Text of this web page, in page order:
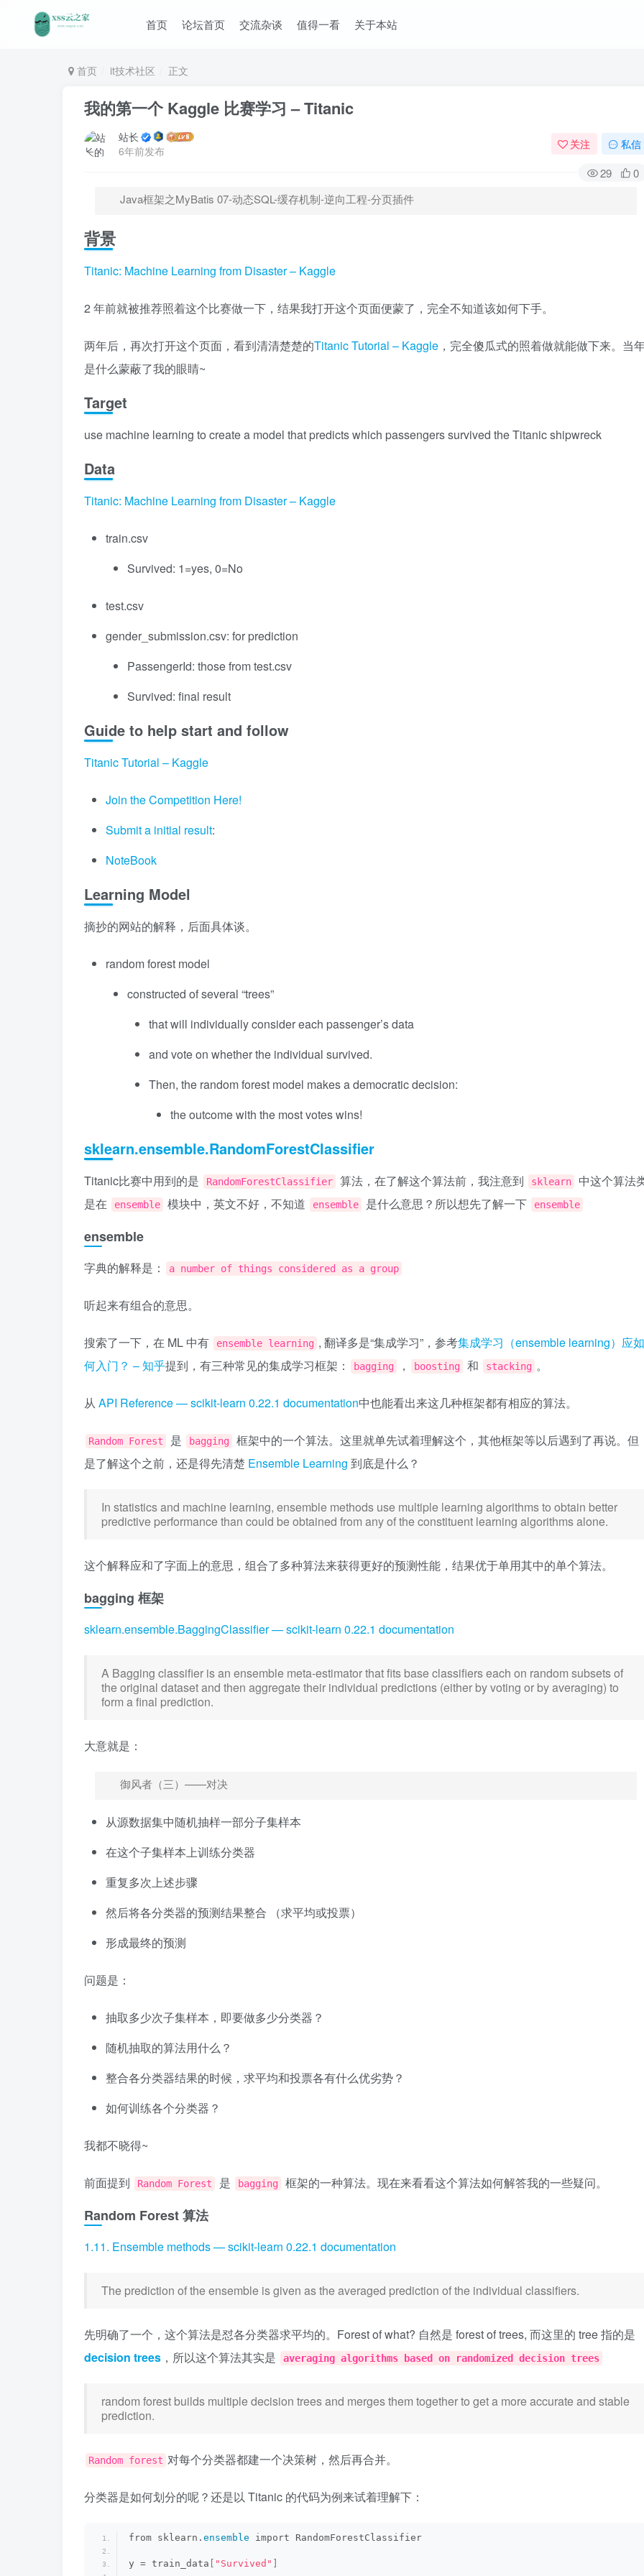
首页 论坛首页 交流杂谈 值得一看 关于本站
首页 it技术社区 正文
我的第一个 Kaggle 比赛学习 – Titanic
站长
6年前发布
关注 私信
29
0
Java框架之MyBatis 07-动态SQL-缓存机制-逆向工程-分页插件
背景
Titanic: Machine Learning from Disaster – Kaggle
2 年前就被推荐照着这个比赛做一下，结果我打开这个页面便蒙了，完全不知道该如何下手。
两年后，再次打开这个页面，看到清清楚楚的Titanic Tutorial – Kaggle ，完全傻瓜式的照着做就能做下来。当
是什么蒙蔽了我的眼睛~
Target
use machine learning to create a model that predicts which passengers survived the Titanic shipwreck
Data
Titanic: Machine Learning from Disaster – Kaggle
train.csv
Survived: 1=yes, 0=No
test.csv
gender_submission.csv: for prediction
PassengerId: those from test.csv
Survived: final result
Guide to help start and follow
Titanic Tutorial – Kaggle
Join the Competition Here!
Submit a initial result:
NoteBook
Learning Model
摘抄的网站的解释，后面具体谈。
random forest model
constructed of several “trees”
that will individually consider each passenger’s data
and vote on whether the individual survived.
Then, the random forest model makes a democratic decision:
the outcome with the most votes wins!
sklearn.ensemble.RandomForestClassifier
Titanic比赛中用到的是 RandomForestClassifier 算法，在了解这个算法前，我注意到 sklearn
中这个算法
是在
ensemble 模块中，英文不好，不知道 ensemble 是什么意思？所以想先了解一下 ensemble
ensemble
字典的解释是： a number of things considered as a group
听起来有组合的意思。
搜索了一下，在 ML 中有 ensemble learning , 翻译多是“集成学习”，参考集成学习（ensemble learning）应如
何入门？ – 知乎提到，有三种常见的集成学习框架： bagging ， boosting 和 stacking 。
从 API Reference — scikit-learn 0.22.1 documentation中也能看出来这几种框架都有相应的算法。
Random Forest 是 bagging
框架中的一个算法。这里就单先试着理解这个，其他框架等以后遇到了再说。但
是了解这个之前，还是得先清楚 Ensemble Learning 到底是什么？
In statistics and machine learning, ensemble methods use multiple learning algorithms to obtain better
predictive performance than could be obtained from any of the constituent learning algorithms alone.
这个解释应和了字面上的意思，组合了多种算法来获得更好的预测性能，结果优于单用其中的单个算法。
bagging 框架
sklearn.ensemble.BaggingClassifier — scikit-learn 0.22.1 documentation
A Bagging classifier is an ensemble meta-estimator that fits base classifiers each on random subsets of
the original dataset and then aggregate their individual predictions (either by voting or by averaging) to
form a final prediction.
大意就是：
御风者（三）——对决
从源数据集中随机抽样一部分子集样本
在这个子集样本上训练分类器
重复多次上述步骤
然后将各分类器的预测结果整合 （求平均或投票）
形成最终的预测
问题是：
抽取多少次子集样本，即要做多少分类器？
随机抽取的算法用什么？
整合各分类器结果的时候，求平均和投票各有什么优劣势？
如何训练各个分类器？
我都不晓得~
前面提到 Random Forest 是 bagging 框架的一种算法。现在来看看这个算法如何解答我的一些疑问。
Random Forest 算法
1.11. Ensemble methods — scikit-learn 0.22.1 documentation
The prediction of the ensemble is given as the averaged prediction of the individual classifiers.
先明确了一个，这个算法是怼各分类器求平均的。Forest of what? 自然是 forest of trees, 而这里的 tree 指的是
decision trees ，所以这个算法其实是 averaging algorithms based on randomized decision trees
random forest builds multiple decision trees and merges them together to get a more accurate and stable
prediction.
Random forest 对每个分类器都建一个决策树，然后再合并。
分类器是如何划分的呢？还是以 Titanic 的代码为例来试着理解下：
from sklearn. ensemble import RandomForestClassifier
y = train_data "Survived"